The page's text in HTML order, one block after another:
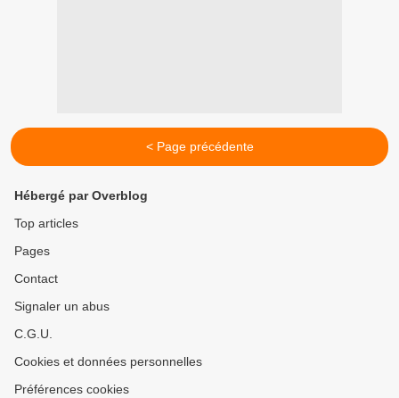
< Page précédente
Hébergé par Overblog
Top articles
Pages
Contact
Signaler un abus
C.G.U.
Cookies et données personnelles
Préférences cookies